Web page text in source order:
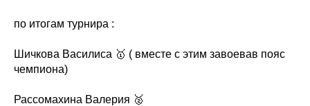
по итогам турнира :
Шичкова Василиса 🥇 ( вместе с этим завоевав пояс
чемпиона)
Рассомахина Валерия 🥈